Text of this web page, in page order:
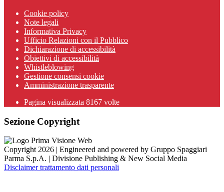
Cookie policy
Note legali
Informativa Privacy
Ufficio Relazioni con il Pubblico
Dichiarazione di accessibilità
Obiettivi di accessibilità
Whistleblowing
Gestione consensi cookie
Amministrazione trasparente
Pagina visualizzata 8167 volte
Sezione Copyright
Copyright 2026 | Engineered and powered by Gruppo Spaggiari
Parma S.p.A. | Divisione Publishing & New Social Media
Disclaimer trattamento dati personali